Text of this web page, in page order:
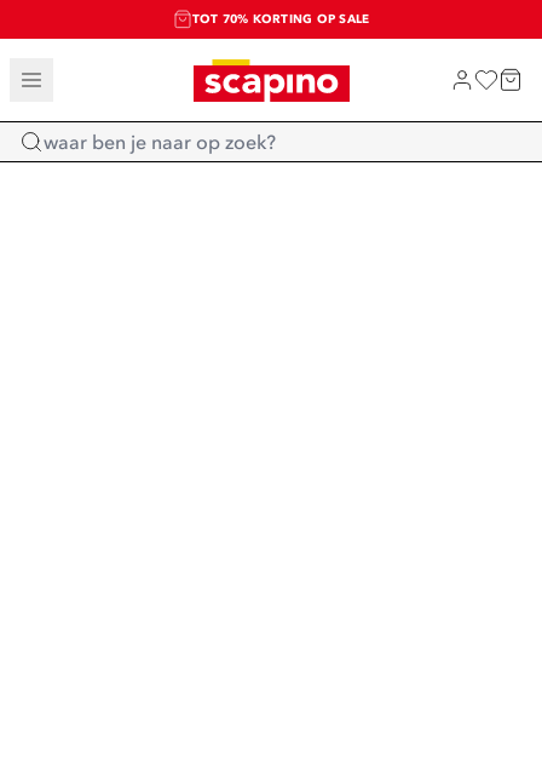
TOT 70% KORTING OP SALE
SALE: LAATSTE KANS!
SHOP NIEUW
Home